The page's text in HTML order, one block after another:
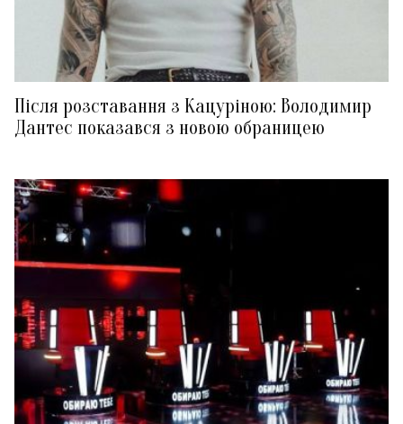
Після розставання з Кацуріною: Володимир
Дантес показався з новою обраницею